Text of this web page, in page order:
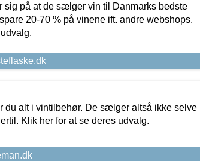
sig på at de sælger vin til Danmarks bedste
20-70 % på vinene ift. andre webshops.
du alt i vintilbehør. De sælger altså ikke selve
Klik her for at se deres udvalg.